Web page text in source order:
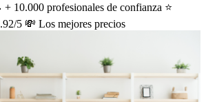
+ 10.000 profesionales de confianza ⭐️
5 💸 Los mejores precios